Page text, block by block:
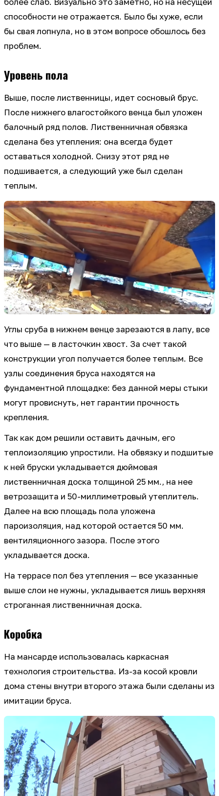
более слаб. Визуально это заметно, но на несущей
способности не отражается. Было бы хуже, если
бы свая лопнула, но в этом вопросе обошлось без
проблем.
Уровень пола
Выше, после лиственницы, идет сосновый брус.
После нижнего влагостойкого венца был уложен
балочный ряд полов. Лиственничная обвязка
сделана без утепления: она всегда будет
оставаться холодной. Снизу этот ряд не
подшивается, а следующий уже был сделан
теплым.
Углы сруба в нижнем венце зарезаются в лапу, все
что выше — в ласточкин хвост. За счет такой
конструкции угол получается более теплым. Все
узлы соединения бруса находятся на
фундаментной площадке: без данной меры стыки
могут провиснуть, нет гарантии прочность
крепления.
Так как дом решили оставить дачным, его
теплоизоляцию упростили. На обвязку и подшитые
к ней бруски укладывается дюймовая
лиственничная доска толщиной 25 мм., на нее
ветрозащита и 50-миллиметровый утеплитель.
Далее на всю площадь пола уложена
пароизоляция, над которой остается 50 мм.
вентиляционного зазора. После этого
укладывается доска.
На террасе пол без утепления — все указанные
выше слои не нужны, укладывается лишь верхняя
строганная лиственничная доска.
Коробка
На мансарде использовалась каркасная
технология строительства. Из-за косой кровли
дома стены внутри второго этажа были сделаны из
имитации бруса.